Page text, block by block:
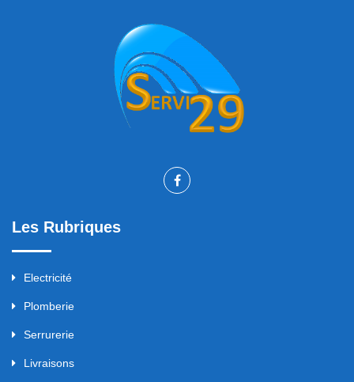
Les Rubriques
Electricité
Plomberie
Serrurerie
Livraisons